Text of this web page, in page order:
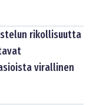
rikollisuutta
virallinen